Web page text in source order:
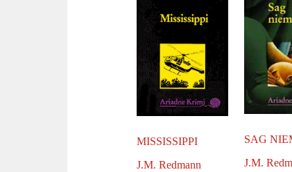
MISSISSIPPI
J.M. Redmann
SAG
J.M.